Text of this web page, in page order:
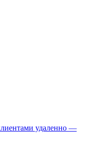
удаленно —